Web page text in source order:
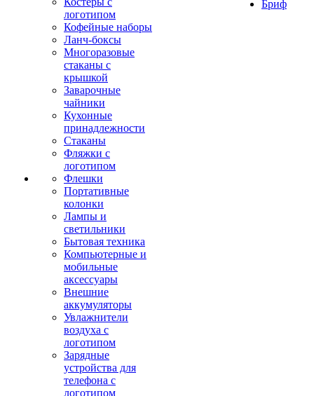
логотипом
Кофейные наборы
Ланч-боксы
Многоразовые
стаканы с
крышкой
Заварочные
чайники
Кухонные
принадлежности
Стаканы
Фляжки с
логотипом
Флешки
Портативные
колонки
Лампы и
светильники
Бытовая техника
Компьютерные и
мобильные
аксессуары
Внешние
аккумуляторы
Увлажнители
воздуха с
логотипом
Зарядные
устройства для
телефона с
логотипом
Бриф